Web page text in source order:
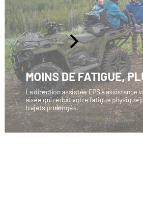
MOINS DE FATIGUE,
La direction assistée EPS à assistance
aisée qui réduit votre fatigue physique
trajets prolongés.